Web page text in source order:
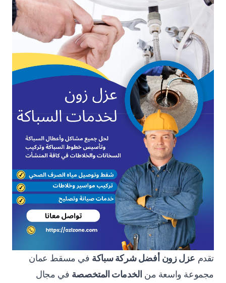
تقدم عزل زون أفضل شركة سباكة في مسقط عمان
مجموعة واسعة من الخدمات المتخصصة في مجال